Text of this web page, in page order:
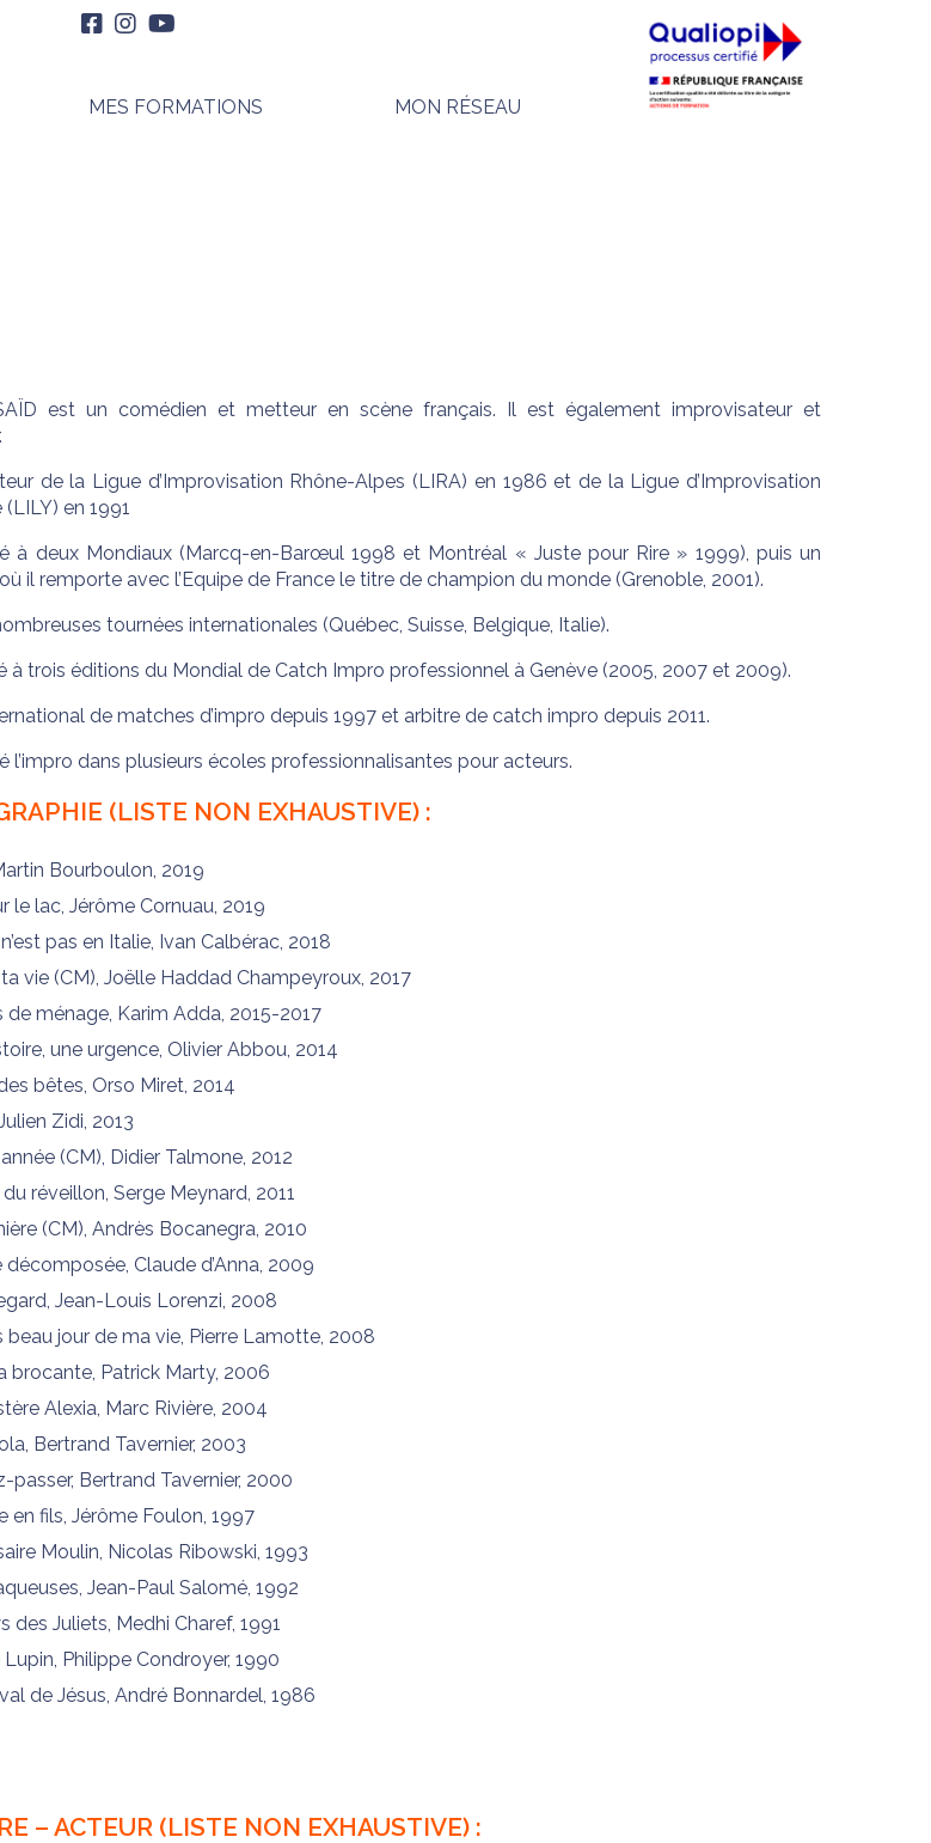
MES FORMATIONS MON RÉSEAU
est un comédien et metteur en scène français. Il est également improvisateur et
de la Ligue d’Improvisation Rhône-Alpes (LIRA) en 1986 et de la Ligue d’Improvisation
en 1991
à deux Mondiaux (Marcq-en-Barœul 1998 et Montréal « Juste pour Rire » 1999), puis un
il remporte avec l’Equipe de France le titre de champion du monde (Grenoble, 2001).
tournées internationales (Québec, Suisse, Belgique, Italie).
à trois éditions du Mondial de Catch Impro professionnel à Genève (2005, 2007 et 2009).
de matches d’impro depuis 1997 et arbitre de catch impro depuis 2011.
l’impro dans plusieurs écoles professionnalisantes pour acteurs.
(LISTE NON EXHAUSTIVE) :
Bourboulon, 2019
le lac, Jérôme Cornuau, 2019
pas en Italie, Ivan Calbérac, 2018
vie (CM), Joëlle Haddad Champeyroux, 2017
de ménage, Karim Adda, 2015-2017
une urgence, Olivier Abbou, 2014
bêtes, Orso Miret, 2014
Zidi, 2013
(CM), Didier Talmone, 2012
réveillon, Serge Meynard, 2011
(CM), Andrès Bocanegra, 2010
décomposée, Claude d’Anna, 2009
Jean-Louis Lorenzi, 2008
beau jour de ma vie, Pierre Lamotte, 2008
brocante, Patrick Marty, 2006
Alexia, Marc Rivière, 2004
Bertrand Tavernier, 2003
passer, Bertrand Tavernier, 2000
en fils, Jérôme Foulon, 1997
Moulin, Nicolas Ribowski, 1993
Jean-Paul Salomé, 1992
des Juliets, Medhi Charef, 1991
Lupin, Philippe Condroyer, 1990
de Jésus, André Bonnardel, 1986
– ACTEUR (LISTE NON EXHAUSTIVE) :